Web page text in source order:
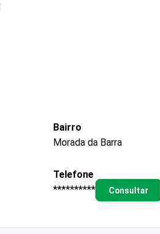
Bairro
Morada da Barra
Telefone
**********
Consultar